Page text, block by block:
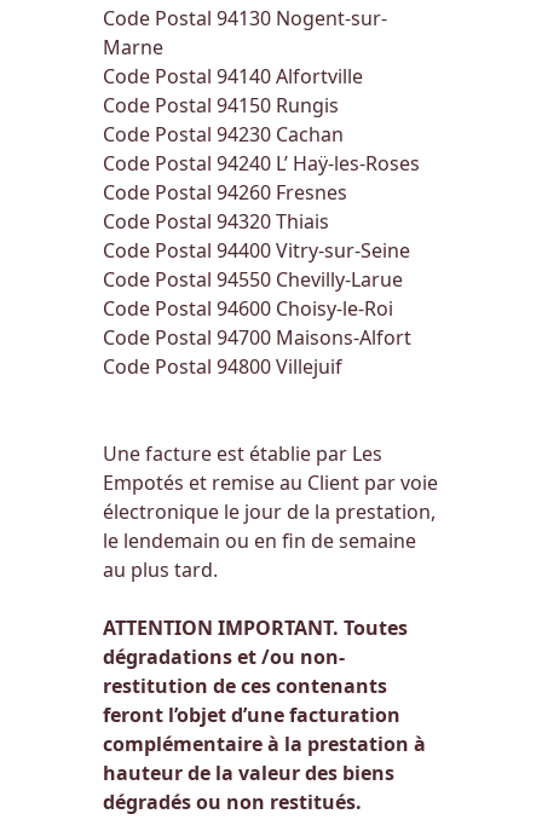
Code Postal 94130 Nogent-sur-
Marne
Code Postal 94140Alfortville
Code Postal 94150 Rungis
Code Postal 94230 Cachan
Code Postal 94240 L’ Haÿ-les-Roses
Code Postal 94260 Fresnes
Code Postal 94320Thiais
Code Postal 94400Vitry-sur-Seine
Code Postal 94550 Chevilly-Larue
Code Postal 94600 Choisy-le-Roi
Code Postal 94700 Maisons-Alfort
Code Postal 94800Villejuif
Une facture est établie par Les
Empotés et remise au Client par voie
électronique le jour de la prestation,
le lendemain ou en fin de semaine
au plus tard.
ATTENTION IMPORTANT. Toutes
dégradations et /ou non-
restitution de ces contenants
feront l’objet d’une facturation
complémentaire à la prestation à
hauteur de la valeur des biens
dégradés ou non restitués.